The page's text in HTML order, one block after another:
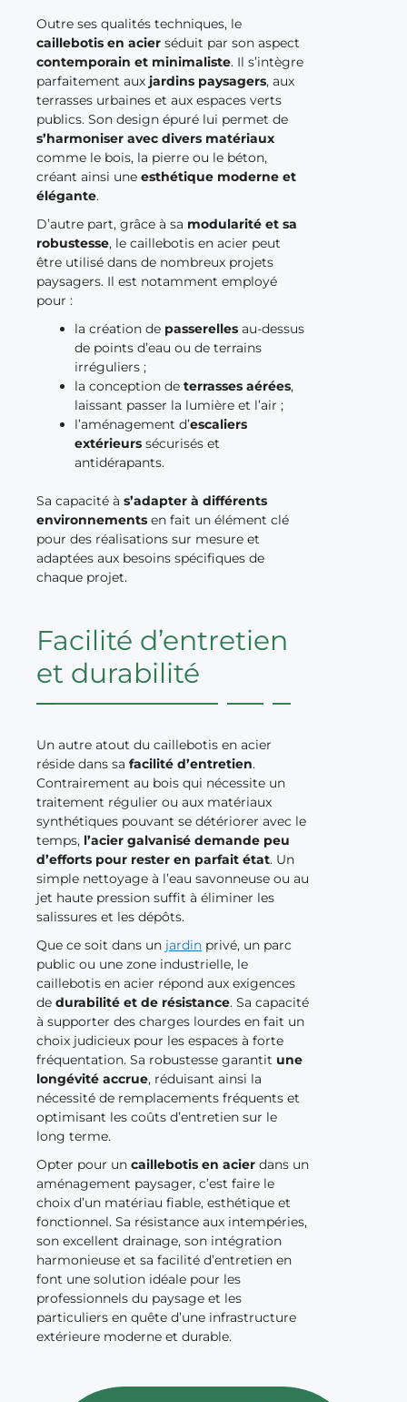
Outre ses qualités techniques, le
caillebotis en acier séduit par son aspect
contemporain et minimaliste. Il s’intègre
parfaitement aux jardins paysagers, aux
terrasses urbaines et aux espaces verts
publics. Son design épuré lui permet de
s’harmoniser avec divers matériaux
comme le bois, la pierre ou le béton,
créant ainsi une esthétique moderne et
élégante.
D’autre part, grâce à sa modularité et sa
robustesse, le caillebotis en acier peut
être utilisé dans de nombreux projets
paysagers. Il est notamment employé
pour :
la création de passerelles au-dessus
de points d’eau ou de terrains
irréguliers ;
la conception de terrasses aérées,
laissant passer la lumière et l’air ;
l’aménagement d’escaliers
extérieurs sécurisés et
antidérapants.
Sa capacité à s’adapter à différents
environnements en fait un élément clé
pour des réalisations sur mesure et
adaptées aux besoins spécifiques de
chaque projet.
Facilité d’entretien
et durabilité
Un autre atout du caillebotis en acier
réside dans sa facilité d’entretien.
Contrairement au bois qui nécessite un
traitement régulier ou aux matériaux
synthétiques pouvant se détériorer avec le
temps, l’acier galvanisé demande peu
d’efforts pour rester en parfait état. Un
simple nettoyage à l’eau savonneuse ou au
jet haute pression suffit à éliminer les
salissures et les dépôts.
Que ce soit dans un jardin privé, un parc
public ou une zone industrielle, le
caillebotis en acier répond aux exigences
de durabilité et de résistance. Sa capacité
à supporter des charges lourdes en fait un
choix judicieux pour les espaces à forte
fréquentation. Sa robustesse garantit une
longévité accrue, réduisant ainsi la
nécessité de remplacements fréquents et
optimisant les coûts d’entretien sur le
long terme.
Opter pour un caillebotis en acier dans un
aménagement paysager, c’est faire le
choix d’un matériau fiable, esthétique et
fonctionnel. Sa résistance aux intempéries,
son excellent drainage, son intégration
harmonieuse et sa facilité d’entretien en
font une solution idéale pour les
professionnels du paysage et les
particuliers en quête d’une infrastructure
extérieure moderne et durable.